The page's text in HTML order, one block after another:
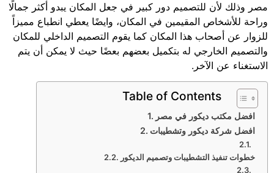
مصر وذلك لأن للتصميم دور كبير في جعل المكان يبدو أكثر جمالًا
وراحة للأشخاص المقيمين في المكان، وايضًا يعطي انطباع مميزاً
للزوار عن أصحاب هذا المكان كما يقوم التصميم الداخلي للمكان
والتصميم الخارجي له بتكميل بعضهم بعضًا حيث لا يمكن أن يتم
الاستغناء عن الآخر.
Table of Contents
افضل مكتب ديكور في مصر
افضل شركة ديكور وتشطيبات
خطوات تنفيذ التشطيبات وتصميم الديكور